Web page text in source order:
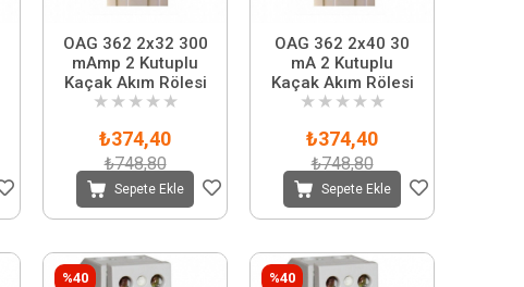
OAG 362 2x32 300
mAmp 2 Kutuplu
Kaçak Akım Rölesi
★ ★ ★ ★ ★
₺374,40
₺748,80
Sepete Ekle
OAG 362 2x40 30
mA 2 Kutuplu
Kaçak Akım Rölesi
★ ★ ★ ★ ★
₺374,40
₺748,80
Sepete Ekle
%40 %40